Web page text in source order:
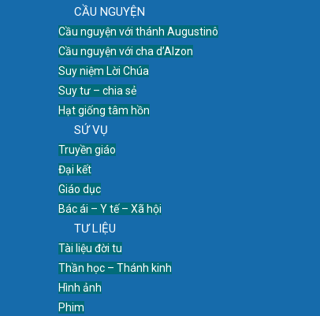
CẦU NGUYỆN
Cầu nguyện với thánh Augustinô
Cầu nguyện với cha d’Alzon
Suy niệm Lời Chúa
Suy tư – chia sẻ
Hạt giống tâm hồn
SỨ VỤ
Truyền giáo
Đại kết
Giáo dục
Bác ái – Y tế – Xã hội
TƯ LIỆU
Tài liệu đời tu
Thần học – Thánh kinh
Hình ảnh
Phim